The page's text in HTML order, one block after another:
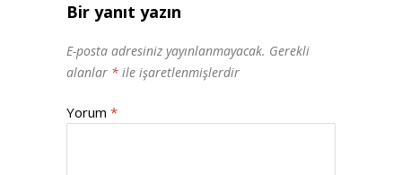
Bir yanıt yazın
E-posta adresiniz yayınlanmayacak. Gerekli
alanlar * ile işaretlenmişlerdir
Yorum *